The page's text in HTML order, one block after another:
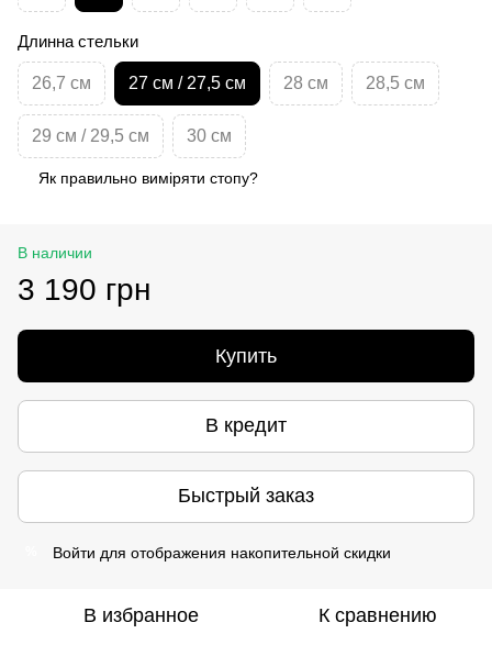
Длинна стельки
26,7 см 27 см / 27,5 см 28 см 28,5 см
29 см / 29,5 см 30 см
Як правильно виміряти стопу?
В наличии
3 190 грн
Купить
В кредит
Быстрый заказ
Войти для отображения накопительной скидки
В избранное К сравнению